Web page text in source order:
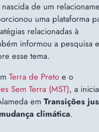
de um
uma plataforma
relacionadas à
informou a pesquisa
esse tema.
Terra de Preto e o
Sem Terra (MST), a
em Transições
climática.